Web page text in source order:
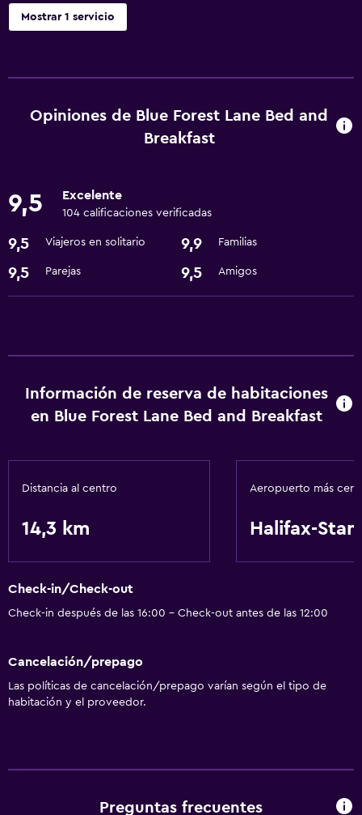
Mostrar 1 servicio
Wifi gratis
Opiniones de Blue Forest Lane Bed and
Breakfast
9,5 Excelente
104 calificaciones verificadas
9,5 Viajeros en solitario 9,9 Familias
9,5 Parejas 9,5 Amigos
Información de reserva de habitaciones
en Blue Forest Lane Bed and Breakfast
Distancia al centro
14,3 km
Aeropuerto más
Halifax-
Check-in/Check-out
Check-in después de las 16:00 - Check-out antes de las 12:00
Cancelación/prepago
Las políticas de cancelación/prepago varían según el tipo de
habitación y el proveedor.
Preguntas frecuentes